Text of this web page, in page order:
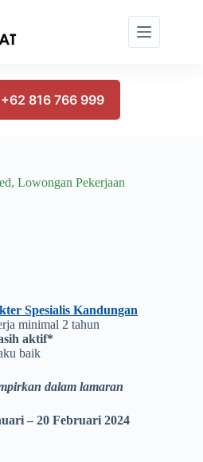
816 766 999
, Lowongan Pekerjaan
Spesialis Kandungan
minimal 2 tahun
aktif*
baik
dalam lamaran
– 20 Februari 2024